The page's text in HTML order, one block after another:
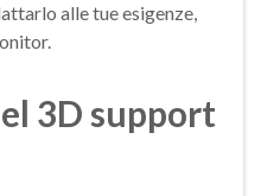
alle tue esigenze,
3D support